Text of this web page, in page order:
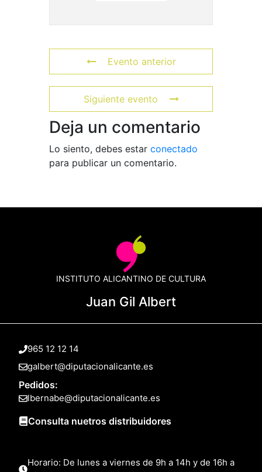
Evento anterior
Siguiente evento
Deja un comentario
Lo siento, debes estar conectado
para publicar un comentario.
INSTITUTO ALICANTINO DE CULTURA
Juan Gil Albert
965 12 12 14
galbert@diputacionalicante.es
Pedidos:
lbernabe@diputacionalicante.es
Consulta nuetros distribuidores
Horario: De lunes a viernes de 9h a 14h y de 16h a